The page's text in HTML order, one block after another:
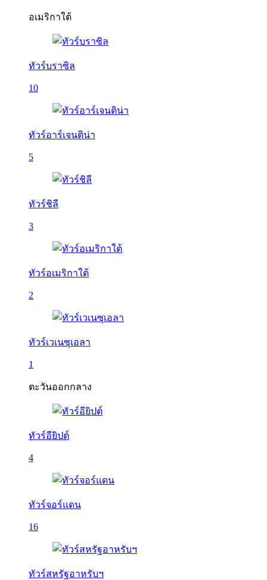
อเมริกาใต้
ทัวร์บราซิล
10
ทัวร์อาร์เจนติน่า
5
ทัวร์ชิลี
3
ทัวร์อเมริกาใต้
2
ทัวร์เวเนซุเอลา
1
ตะวันออกกลาง
ทัวร์อียิปต์
4
ทัวร์จอร์แดน
16
ทัวร์สหรัฐอาหรับฯ